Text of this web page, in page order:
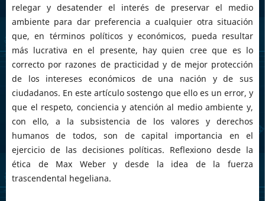
relegar y desatender el interés de preservar el medio
ambiente para dar preferencia a cualquier otra situación
que, en términos políticos y económicos, pueda resultar
más lucrativa en el presente, hay quien cree que es lo
correcto por razones de practicidad y de mejor protección
de los intereses económicos de una nación y de sus
ciudadanos. En este artículo sostengo que ello es un error, y
que el respeto, conciencia y atención al medio ambiente y,
con ello, a la subsistencia de los valores y derechos
humanos de todos, son de capital importancia en el
ejercicio de las decisiones políticas. Reflexiono desde la
ética de Max Weber y desde la idea de la fuerza
trascendental hegeliana.